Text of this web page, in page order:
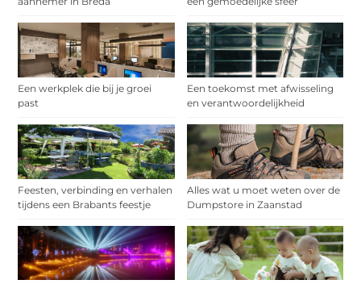
Een werkplek die bij je groei
past
Een toekomst met afwisseling
en verantwoordelijkheid
Feesten, verbinding en verhalen
tijdens een Brabants feestje
Alles wat u moet weten over de
Dumpstore in Zaanstad